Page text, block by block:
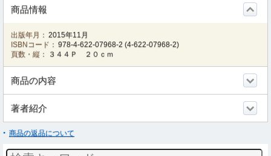
商品情報
出版年月： 2015年11月
ISBNコード： 978-4-622-07968-2 (4-622-07968-2)
頁数・縦：
３４４Ｐ ２０ｃｍ
商品の内容
著者紹介
商品の返品について